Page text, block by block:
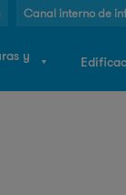
y
Canal interno de